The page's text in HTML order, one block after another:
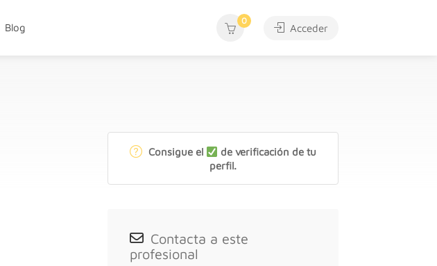
Blog
0
Acceder
Consigue el
de verificación de tu
perfil.
Contacta a este
profesional